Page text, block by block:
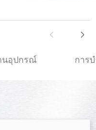
นอุปกรณ์ การ